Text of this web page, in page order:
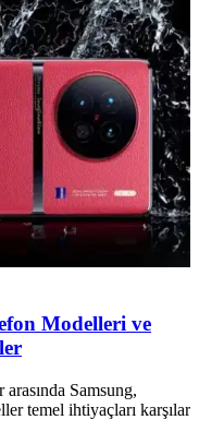
Modelleri ve
Samsung,
temel ihtiyaçları karşılar